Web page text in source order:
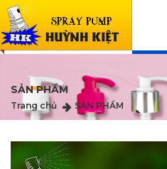
SẢN PHẨM
Trang chủ SẢN PHẨM